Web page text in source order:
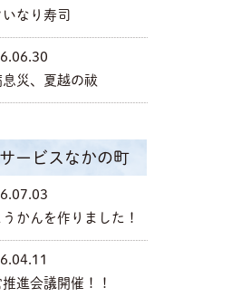
いなり寿司
息災、夏越の祓
ービスなかの町
うかんを作りました！
進会議開催！！